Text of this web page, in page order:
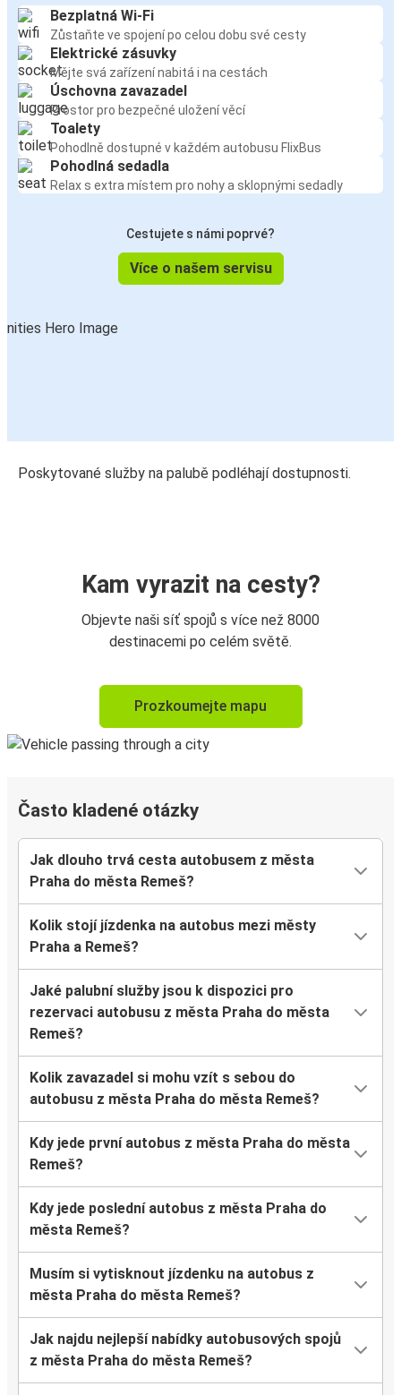
Bezplatná Wi-Fi
Zůstaňte ve spojení po celou dobu své cesty
Elektrické zásuvky
Mějte svá zařízení nabitá i na cestách
Úschovna zavazadel
Prostor pro bezpečné uložení věcí
Toalety
Pohodlně dostupné v každém autobusu FlixBus
Pohodlná sedadla
Relax s extra místem pro nohy a sklopnými sedadly
Cestujete s námi poprvé?
Více o našem servisu
Poskytované služby na palubě podléhají dostupnosti.
Kam vyrazit na cesty?
Objevte naši síť spojů s více než 8000
destinacemi po celém světě.
Prozkoumejte mapu
Často kladené otázky
Jak dlouho trvá cesta autobusem z města
Praha do města Remeš?
Kolik stojí jízdenka na autobus mezi městy
Praha a Remeš?
Jaké palubní služby jsou k dispozici pro
rezervaci autobusu z města Praha do města
Remeš?
Kolik zavazadel si mohu vzít s sebou do
autobusu z města Praha do města Remeš?
Kdy jede první autobus z města Praha do města
Remeš?
Kdy jede poslední autobus z města Praha do
města Remeš?
Musím si vytisknout jízdenku na autobus z
města Praha do města Remeš?
Jak najdu nejlepší nabídky autobusových spojů
z města Praha do města Remeš?